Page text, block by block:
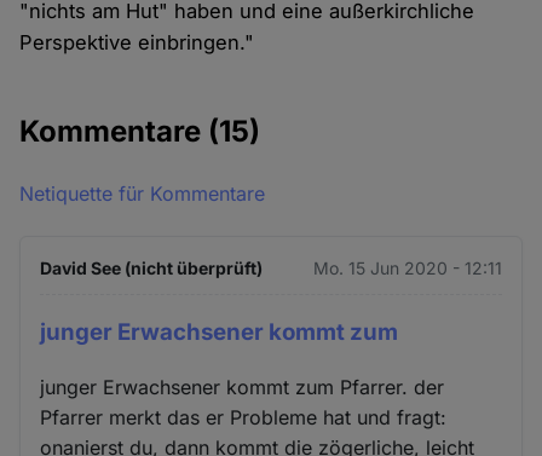
"nichts am Hut" haben und eine außerkirchliche
Perspektive einbringen."
Kommentare (15)
Netiquette für Kommentare
David See (nicht überprüft) Mo. 15 Jun 2020 - 12:11
junger Erwachsener kommt zum
junger Erwachsener kommt zum Pfarrer. der
Pfarrer merkt das er Probleme hat und fragt:
onanierst du, dann kommt die zögerliche, leicht